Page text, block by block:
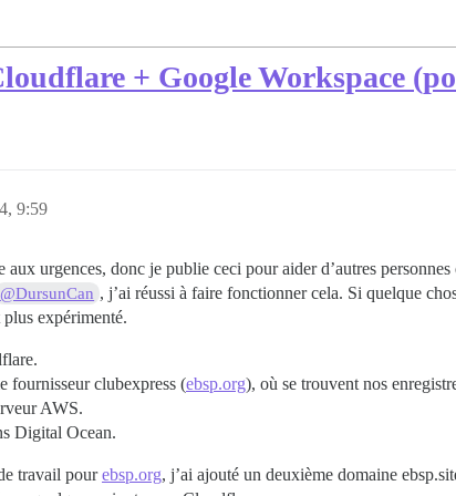
+ Google Workspace
9:59
aux urgences, donc je publie ceci pour aider d’autres
@DursunCan , j’ai réussi à faire fonctionner cela. Si quelque
expérimenté.
fournisseur clubexpress (ebsp.org), où se trouvent nos
AWS.
Digital Ocean.
travail pourebsp.org, j’ai ajouté un deuxième domaine